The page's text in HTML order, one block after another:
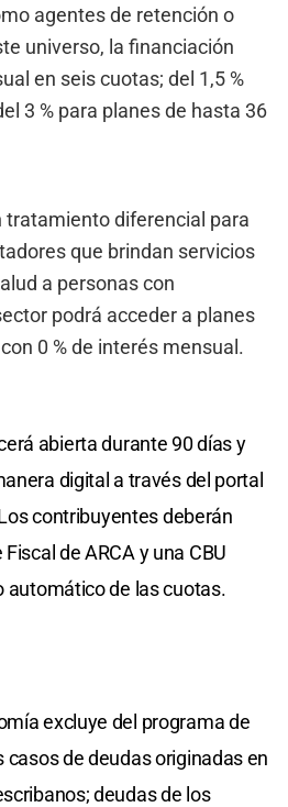
agentes de retención o
universo, la financiación
en seis cuotas; del 1,5 %
3 % para planes de hasta 36
tratamiento diferencial para
que brindan servicios
a personas con
podrá acceder a planes
0 % de interés mensual.
abierta durante 90 días y
digital a través del portal
contribuyentes deberán
de ARCA y una CBU
automático de las cuotas.
excluye del programa de
casos de deudas originadas en
deudas de los